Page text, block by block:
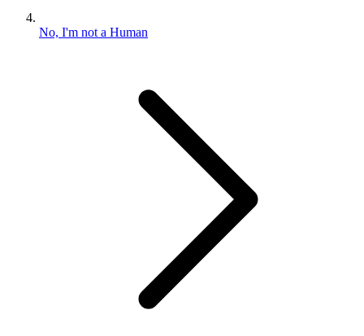
No, I'm not a Human